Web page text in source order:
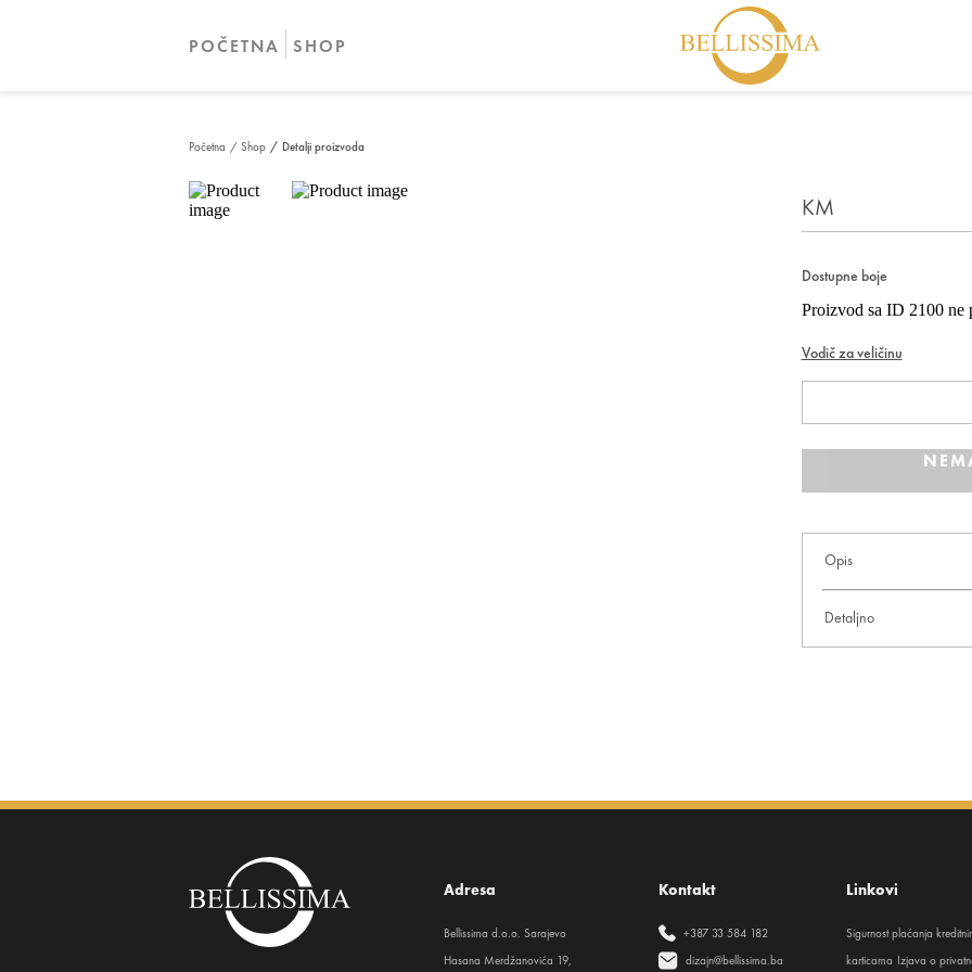
POČETNA SHOP
Početna / Shop / Detalji proizvoda
KM
Dostupne boje
Proizvod sa ID 2100 ne
Vodič za veličinu
Opis
Detaljno
Adresa
Bellissima d.o.o. Sarajevo
Hasana Merdžanovića 19,
Kontakt
+387 33 584 182
dizajn@bellissima.ba
Linkovi
Sigurnost plaćanja
karticama Izjava o